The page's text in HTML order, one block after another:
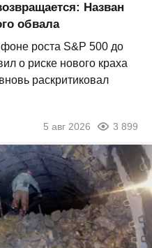
Назван
обвала
роста S&P 500 до
о риске нового краха
раскритиковал
5 авг 2026 3 899